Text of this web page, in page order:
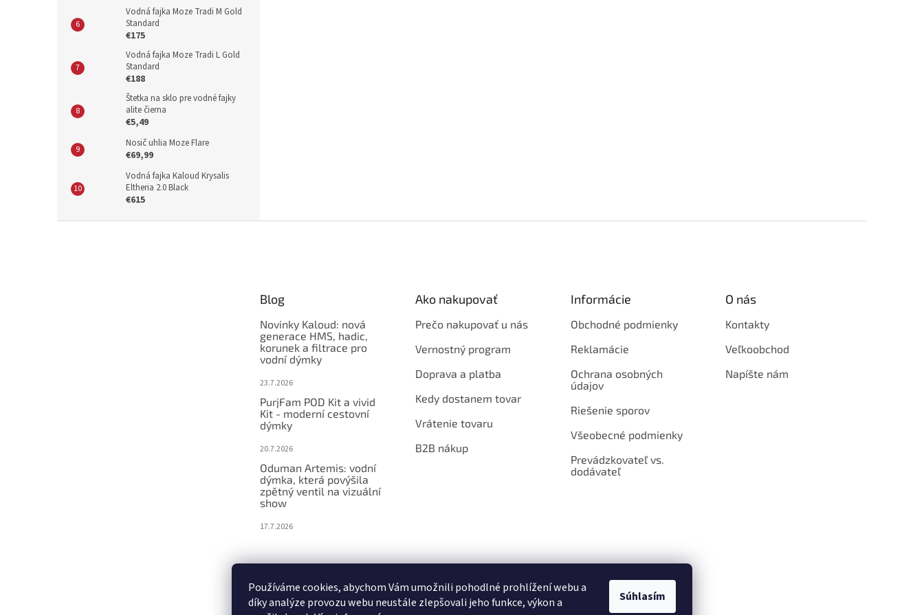
Používáme cookies, abychom Vám umožnili pohodlné prohlížení webu a
díky analýze provozu webu neustále zlepšovali jeho funkce, výkon a
Súhlasím
Vodná fajka Moze Tradi M Gold
Standard
€175
Vodná fajka Moze Tradi L Gold
Standard
€188
Štetka na sklo pre vodné fajky
alite čierna
€5,49
Nosič uhlia Moze Flare
€69,99
Vodná fajka Kaloud Krysalis
Eltheria 2.0 Black
€615
Blog
Novinky Kaloud: nová
generace HMS, hadic,
korunek a filtrace pro
vodní dýmky
23.7.2026
PurjFam POD Kit a vivid
Kit - moderní cestovní
dýmky
20.7.2026
Oduman Artemis: vodní
dýmka, která povýšila
zpětný ventil na vizuální
show
17.7.2026
Ako nakupovať
Prečo nakupovať u nás
Vernostný program
Doprava a platba
Kedy dostanem tovar
Vrátenie tovaru
B2B nákup
Informácie
Obchodné podmienky
Reklamácie
Ochrana osobných
údajov
Riešenie sporov
Všeobecné podmienky
Prevádzkovateľ vs.
dodávateľ
O nás
Kontakty
Veľkoobchod
Napíšte nám